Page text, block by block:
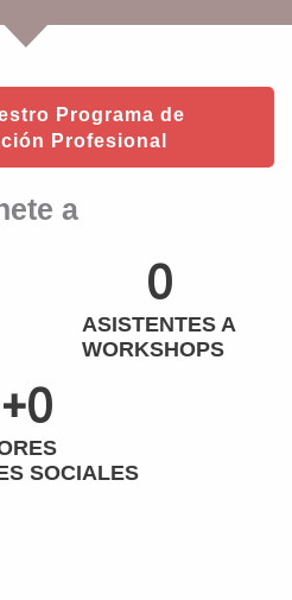
Programa de
Profesional
a
ASISTENTES A
WORKSHOPS
0
SOCIALES
+0